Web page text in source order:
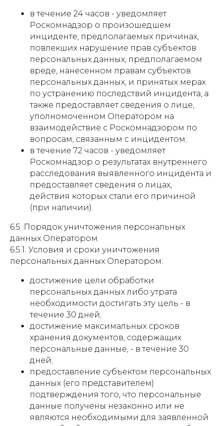
в течение 24 часов - уведомляет
Роскомнадзор о произошедшем
инциденте, предполагаемых причинах,
повлекших нарушение прав субъектов
персональных данных, предполагаемом
вреде, нанесенном правам субъектов
персональных данных, и принятых мерах
по устранению последствий инцидента, а
также предоставляет сведения о лице,
уполномоченном Оператором на
взаимодействие с Роскомнадзором по
вопросам, связанным с инцидентом;
в течение 72 часов - уведомляет
Роскомнадзор о результатах внутреннего
расследования выявленного инцидента и
предоставляет сведения о лицах,
действия которых стали его причиной
(при наличии).
6.5. Порядок уничтожения персональных
данных Оператором.
6.5.1. Условия и сроки уничтожения
персональных данных Оператором:
достижение цели обработки
персональных данных либо утрата
необходимости достигать эту цель - в
течение 30 дней;
достижение максимальных сроков
хранения документов, содержащих
персональные данные, - в течение 30
дней;
предоставление субъектом персональных
данных (его представителем)
подтверждения того, что персональные
данные получены незаконно или не
являются необходимыми для заявленной